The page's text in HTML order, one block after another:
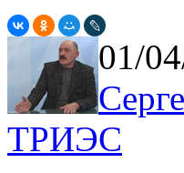
01/
ТРИЭС